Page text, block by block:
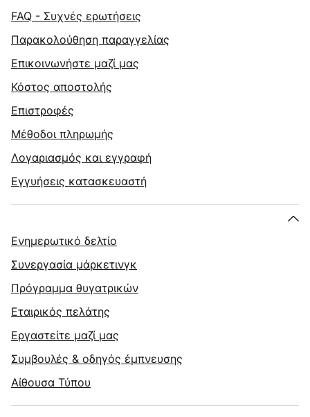
FAQ - Συχνές ερωτήσεις
Παρακολούθηση παραγγελίας
Επικοινωνήστε μαζί μας
Κόστος αποστολής
Επιστροφές
Μέθοδοι πληρωμής
Λογαριασμός και εγγραφή
Εγγυήσεις κατασκευαστή
Ενημερωτικό δελτίο
Συνεργασία μάρκετινγκ
Πρόγραμμα θυγατρικών
Εταιρικός πελάτης
Εργαστείτε μαζί μας
Συμβουλές & οδηγός έμπνευσης
Αίθουσα Τύπου